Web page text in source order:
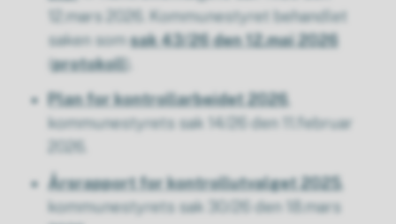
12.mars 2026. Kommunestyret behandlet
saken somsak 43/26 den 12.mai 2026
(protokoll).
Plan for kontrollarbeidet 2026
kommunestyrets sak 14/26 den 11.februar
Årsrapport for kontrollutvalget 2025,
kommunestyrets sak 30/26 den 18.mars